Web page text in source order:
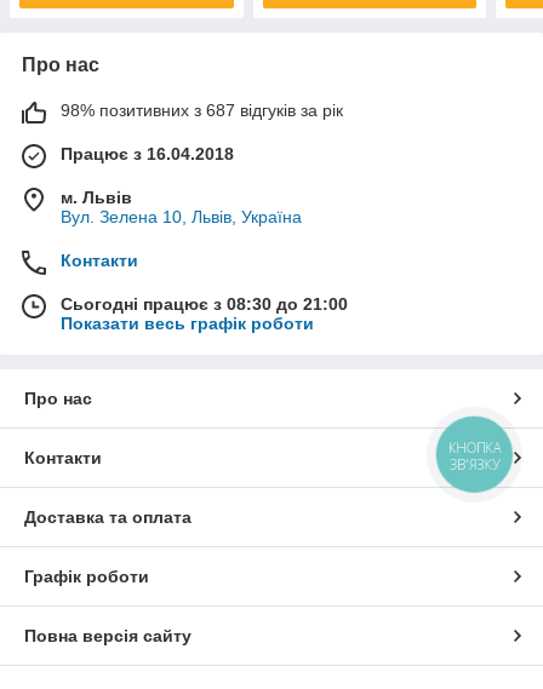
Про нас
98% позитивних з 687 відгуків за рік
Працює з 16.04.2018
м. Львів
Вул. Зелена 10, Львів, Україна
Контакти
Сьогодні працює з 08:30 до 21:00
Показати весь графік роботи
Про нас
Контакти
Доставка та оплата
Графік роботи
Повна версія сайту
КНОПКА
ЗВ'ЯЗКУ